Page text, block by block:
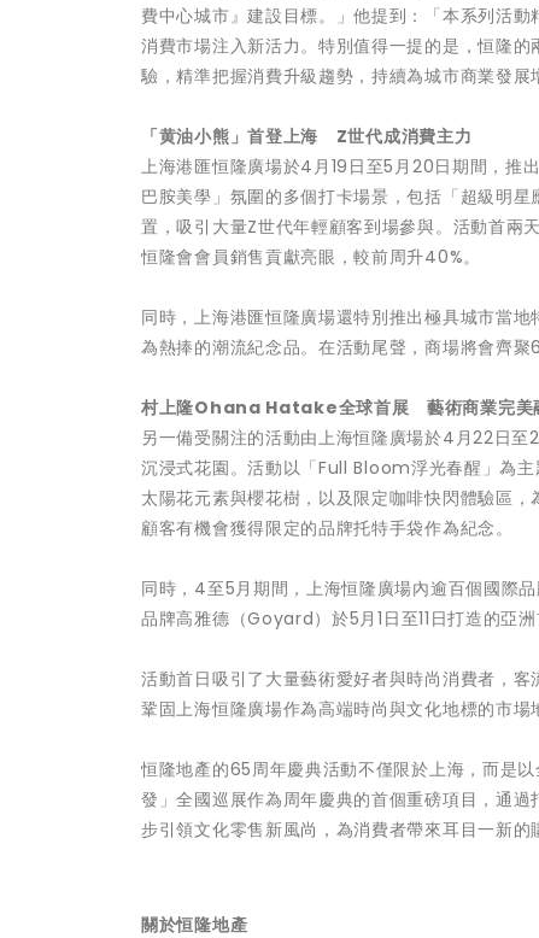
費中心城市』建設目標。」他提到：「本系列活
消費市場注入新活力。特別值得一提的是，恒隆
驗，精準把握消費升級趨勢，持續為城市商業發展
「黄油小熊」首登上海 Z世代成消費主力
上海港匯恒隆廣場於4月19日至5月20日期間，推
巴胺美學」氛圍的多個打卡場景，包括「超級明
置，吸引大量Z世代年輕顧客到場參與。活動首兩
恒隆會會員銷售貢獻亮眼，較前周升40%。
同時，上海港匯恒隆廣場還特別推出極具城市當
為熱捧的潮流紀念品。在活動尾聲，商場將會齊
村上隆Ohana Hatake全球首展
藝術商業完美
另一備受關注的活動由上海恒隆廣場於4月22日
沉浸式花園。活動以「Full Bloom浮光春醒」為
太陽花元素與櫻花樹，以及限定咖啡快閃體驗區
顧客有機會獲得限定的品牌托特手袋作為紀念。
同時，4至5月期間，上海恒隆廣場內逾百個國際
品牌高雅德（Goyard）於5月1日至11日打造的亞
活動首日吸引了大量藝術愛好者與時尚消費者，
鞏固上海恒隆廣場作為高端時尚與文化地標的市場
恒隆地產的65周年慶典活動不僅限於上海，而是
發」全國巡展作為周年慶典的首個重磅項目，通
步引領文化零售新風尚，為消費者帶來耳目一新的
關於恒隆地產